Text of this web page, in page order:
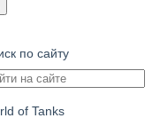
по сайту
of Tanks